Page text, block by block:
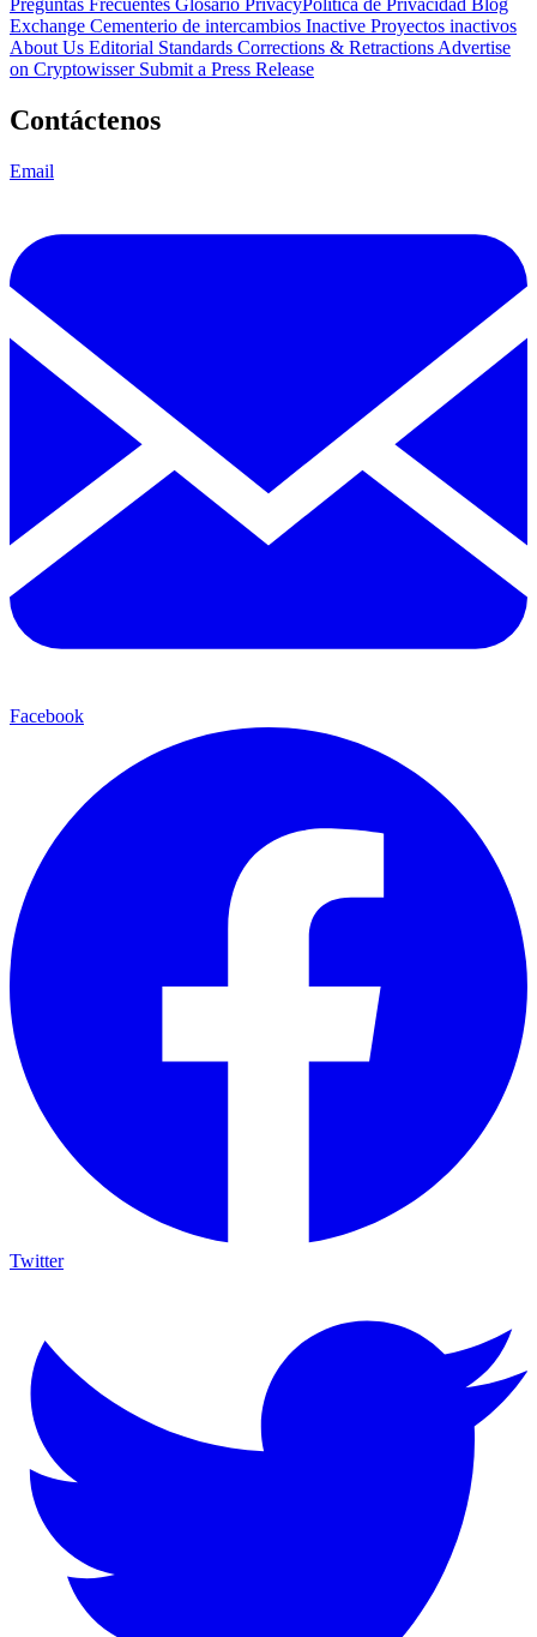
Preguntas Frecuentes Glosario PrivacyPolítica de Privacidad Blog
Exchange Cementerio de intercambios Inactive Proyectos inactivos
About Us Editorial Standards Corrections & Retractions Advertise
on Cryptowisser Submit a Press Release
Contáctenos
Email
Facebook
Twitter